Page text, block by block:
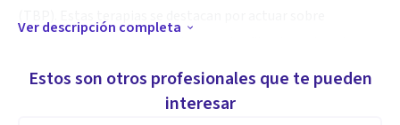
accesibles para cada persona.
Ver descripción completa
Estos son otros profesionales que te pueden
interesar